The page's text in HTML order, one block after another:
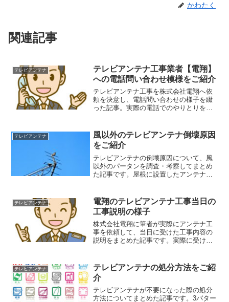
かわたく
関連記事
テレビアンテナ
テレビアンテナ工事業者【電翔】
への電話問い合わせ模様をご紹介
テレビアンテナ工事を株式会社電翔へ依
頼を決意し、電話問い合わせの様子を綴
った記事。実際の電話でのやりとりを詳
れるのかなどの事前準備としてお役立て
いただけます。
テレビアンテナ
風以外のテレビアンテナ倒壊原因
をご紹介
テレビアンテナの倒壊原因について、風
以外のパータンを調査・考察してまとめ
た記事です。屋根に設置したアンテナ
は、その詳細についてもご紹介。ぜひ、
ご参考になさってください。
テレビアンテナ
電翔のテレビアンテナ工事当日の
工事説明の様子
株式会社電翔に筆者が実際にアンテナ工
事を依頼して、当日に受けた工事内容の
説明をまとめた記事です。実際に受け取
きます。電翔の工事当日の様子のひとつ
として、ぜひ、ご参考になさってくださ
い。
テレビアンテナ
テレビアンテナの処分方法をご紹
介
テレビアンテナが不要になった際の処分
方法についてまとめた記事です。3パター